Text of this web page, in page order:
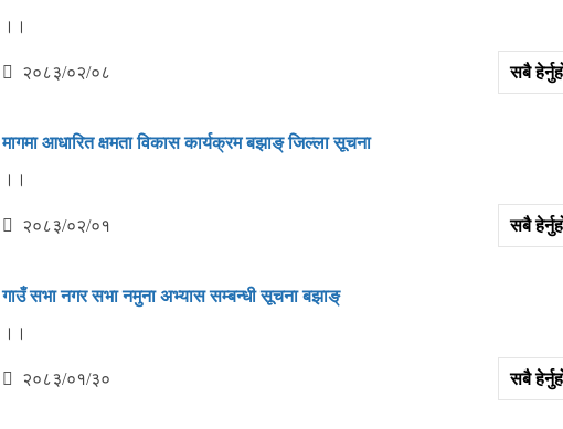
।।
२०८३/०२/०८ सबै
मागमा आधारित क्षमता विकास कार्यक्रम बझाङ् जिल्‍ला सूचना
।।
२०८३/०२/०१ सबै
गाउँ सभा नगर सभा नमुना अभ्‍यास सम्‍बन्‍धी सूचना बझाङ्
।।
२०८३/०१/३० सबै